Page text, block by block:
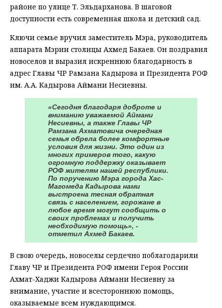
районе по улице Т. Эльдарханова. В шаговой
доступности есть современная школа и детский сад.
Ключи семье вручил заместитель Мэра, руководитель
аппарата Мэрии столицы Ахмед Бакаев. Он поздравил
новоселов и выразил искреннюю благодарность в
адрес Главы ЧР Рамзана Кадырова и Президента РОФ
им. А.А. Кадырова Аймани Несиевны.
«Сегодня благодаря доброте и
вниманию уважаемой Аймани
Несиевны, а также Главы ЧР
Рамзана Ахматовича очередная
семья обрела более комфортные
условия для жизни. Это один из
многих примеров того, какую
огромную поддержку оказывает
РОФ жителям нашей республики.
По поручению Мэра города Хас-
Магомеда Кадырова нами
выстроена тесная обратная
связь с населением, горожане в
любое время могут сообщить о
своих проблемах и получить
необходимую помощь», -
отметил Ахмед Бакаев.
В свою очередь, новоселы сердечно поблагодарили
Главу ЧР и Президента РОФ имени Героя России
Ахмат-Хаджи Кадырова Аймани Несиевну за
внимание, участие и всестороннюю помощь,
оказываемые всем нуждающимся.